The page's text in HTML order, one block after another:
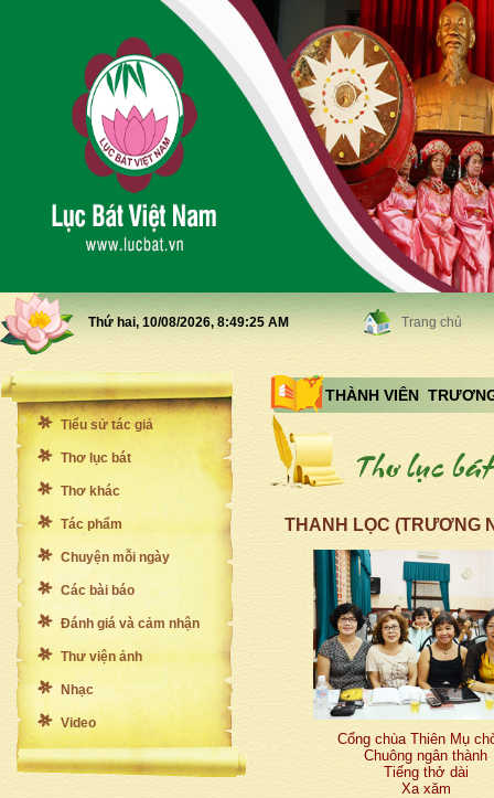
Thứ hai, 10/08/2026, 8:49:27 AM Trang chủ
Tiểu sử tác giả
Thơ lục bát
Thơ khác
Tác phẩm
Chuyện mỗi ngày
Các bài báo
Đánh giá và cảm nhận
Thư viện ảnh
Nhạc
Video
THÀNH VIÊN
THANH LỌC (TRƯƠNG
Cổng chùa Thiên Mụ
Chuông ngân thành
Tiếng thở dài
Xa xăm